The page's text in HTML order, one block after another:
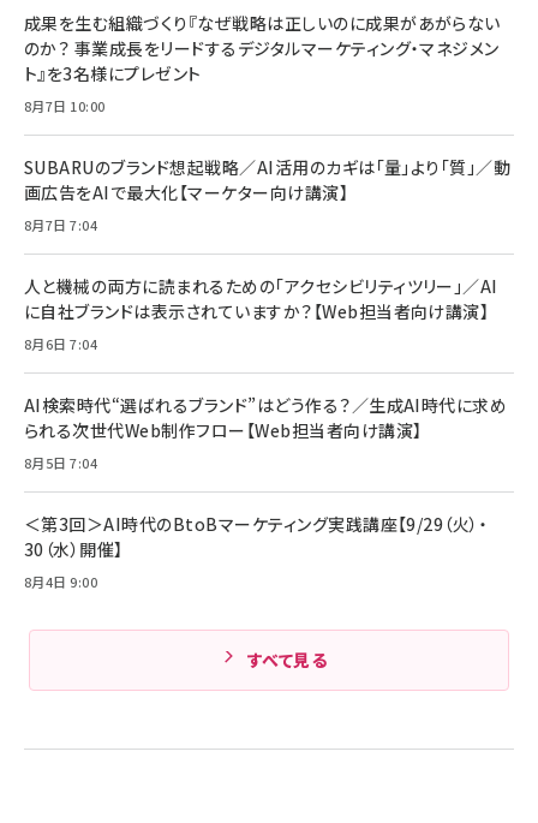
￥1,100
anan(アンアン)2026/07/08号 No.2502[2026
￥880
ママ投資家が育休中に１億貯めた株式投資
組織の成果を最大化する ルールのデザイン
￥1,980
Amazonランキングをもっと見る
すい ガイド枠付き いPhone17 (6.3インチ) 対応
2枚セット DSP25F1698
￥1,599
￥6,980
全ワイヤレスイヤホン/アクティブノイズキャンセリ
技術基準適合】ブラック
￥5,990
ケーブル Anker絡まないケーブル 240W 結束バン
ド付き USB PD対応 シリコン素材採用 iPhone
17 / 16 / 15 / Galaxy iPad Pro MacBook
Pro/Air 各種対応 (1.8m ミッドナイトブラック)
￥1,890
￥5,000
Anker PowerLine III Flow USB-C & USB-C
Pro/Air 各種対応 (1.8m ミッドナイトブラック)
￥1,890
サッポロ 生ビール 黒ラベル 350ml 缶 24本 ビー
ル ケース買い【6/30応募〆切! 黒ラベルビヤセラー
￥4,857
成果を生む組織づくり『なぜ戦略は正しいのに成果があがらない
のか？ 事業成長をリードするデジタルマーケティング・マネジメン
ト』を3名様にプレゼント
8月7日 10:00
SUBARUのブランド想起戦略／AI活用のカギは「量」より「質」／動
画広告をAIで最大化【マーケター向け講演】
8月7日 7:04
人と機械の両方に読まれるための「アクセシビリティツリー」／AI
に自社ブランドは表示されていますか？【Web担当者向け講演】
8月6日 7:04
AI検索時代“選ばれるブランド”はどう作る？／生成AI時代に求め
られる次世代Web制作フロー【Web担当者向け講演】
8月5日 7:04
＜第3回＞AI時代のBtoBマーケティング実践講座【9/29（火）・
30（水）開催】
8月4日 9:00
すべて見る